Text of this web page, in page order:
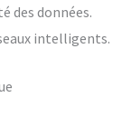
des données.
intelligents.